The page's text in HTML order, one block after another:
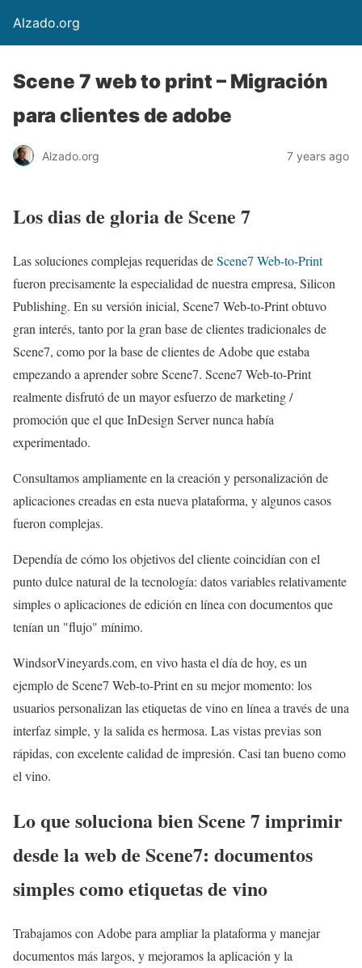
Alzado.org
Scene 7 web to print – Migración
para clientes de adobe
Alzado.org 7 years ago
Los dias de gloria de Scene 7
Las soluciones complejas requeridas deScene7 Web-to-Print
fueron precisamente la especialidad de nuestra empresa, Silicon
Publishing. En su versión inicial, Scene7 Web-to-Print obtuvo
gran interés, tanto por la gran base de clientes tradicionales de
Scene7, como por la base de clientes de Adobe que estaba
empezando a aprender sobre Scene7. Scene7 Web-to-Print
realmente disfrutó de un mayor esfuerzo de marketing /
promoción que el que InDesign Server nunca había
experimentado.
Consultamos ampliamente en la creación y personalización de
aplicaciones creadas en esta nueva plataforma, y algunos casos
fueron complejas.
Dependía de cómo los objetivos del cliente coincidían con el
punto dulce natural de la tecnología: datos variables relativamente
simples o aplicaciones de edición en línea con documentos que
tenían un "flujo" mínimo.
WindsorVineyards.com, en vivo hasta el día de hoy, es un
ejemplo de Scene7 Web-to-Print en su mejor momento: los
usuarios personalizan las etiquetas de vino en línea a través de una
interfaz simple, y la salida es hermosa. Las vistas previas son
rápidas, con excelente calidad de impresión. Casi tan bueno como
el vino.
Lo que soluciona bien Scene 7 imprimir
desde la web de Scene7: documentos
simples como etiquetas de vino
Trabajamos con Adobe para ampliar la plataforma y manejar
documentos más largos, y mejoramos la aplicación y la